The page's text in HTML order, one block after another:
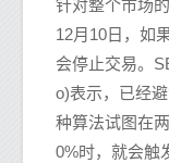
针对整个市场
12月10日，如
会停止交易。
o)表示，已经
种算法试图在
0%时，就会触